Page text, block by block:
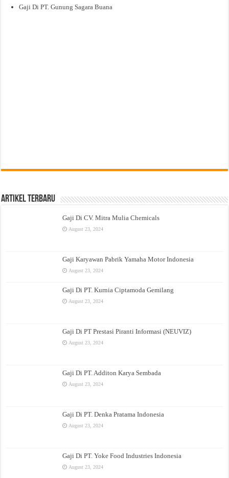
Gaji Di PT. Gunung Sagara Buana
Artikel Terbaru
Gaji Di CV. Mitra Mulia Chemicals
August 23, 2024
Gaji Karyawan Pabrik Yamaha Motor Indonesia
August 23, 2024
Gaji Di PT. Kurnia Ciptamoda Gemilang
August 23, 2024
Gaji Di PT Prestasi Piranti Informasi (NEUVIZ)
August 23, 2024
Gaji Di PT. Additon Karya Sembada
August 23, 2024
Gaji Di PT. Denka Pratama Indonesia
August 23, 2024
Gaji Di PT. Yoke Food Industries Indonesia
August 23, 2024